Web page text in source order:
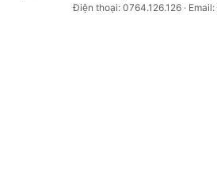
Điện thoại: 0764.126.126 ·